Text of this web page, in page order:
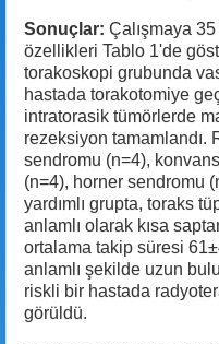
Sonuçlar: Çalışmaya
özellikleri Tablo 1'de
torakoskopi grubunda
hastada torakotomiye
intratorasik tümörlerde
rezeksiyon tamamlandı.
sendromu (n=4),
(n=4), horner sendromu
yardımlı grupta, toraks
anlamlı olarak kısa
ortalama takip süresi
anlamlı şekilde uzun
riskli bir hastada
görüldü.